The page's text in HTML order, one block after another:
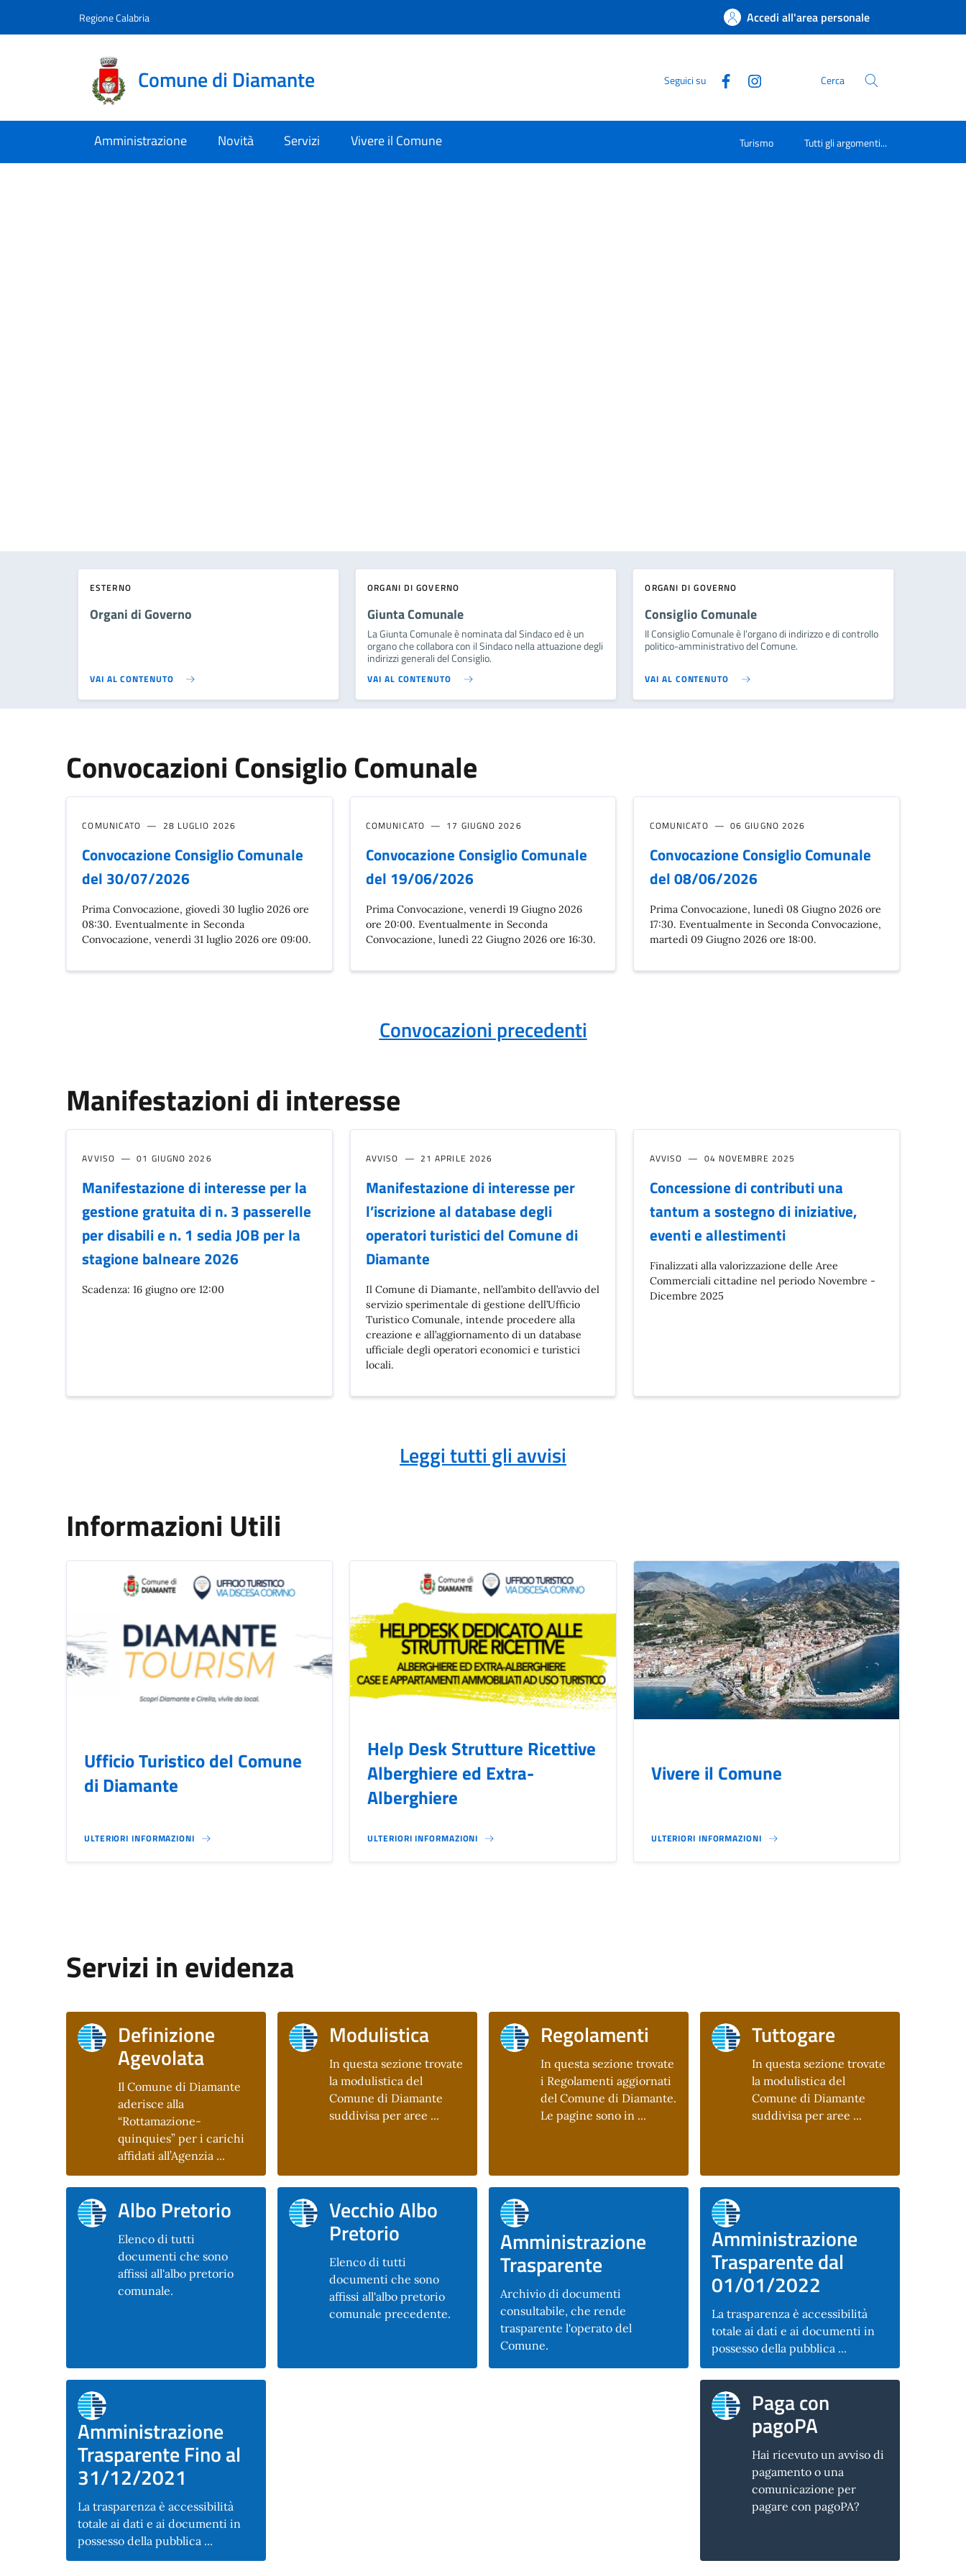
Regione Calabria Accedi all'area personale
Comune di Diamante Seguici su Cerca
Amministrazione Novità Servizi Vivere il Comune Turismo Tutti gli argomenti...
ESTERNO
Organi di Governo
VAI AL CONTENUTO
ORGANI DI GOVERNO
Giunta Comunale
La Giunta Comunale è nominata dal Sindaco ed è un
organo che collabora con il Sindaco nella attuazione degli
indirizzi generali del Consiglio.
VAI AL CONTENUTO
ORGANI DI GOVERNO
Consiglio Comunale
Il Consiglio Comunale è l’organo di indirizzo e di controllo
politico-amministrativo del Comune.
VAI AL CONTENUTO
Convocazioni Consiglio Comunale
COMUNICATO 28 LUGLIO 2026
Convocazione Consiglio Comunale
del 30/07/2026
Prima Convocazione, giovedì 30 luglio 2026 ore
08:30. Eventualmente in Seconda
Convocazione, venerdì 31 luglio 2026 ore 09:00.
COMUNICATO 17 GIUGNO 2026
Convocazione Consiglio Comunale
del 19/06/2026
Prima Convocazione, venerdì 19 Giugno 2026
ore 20:00. Eventualmente in Seconda
Convocazione, lunedì 22 Giugno 2026 ore 16:30.
COMUNICATO 06 GIUGNO 2026
Convocazione Consiglio Comunale
del 08/06/2026
Prima Convocazione, lunedì 08 Giugno 2026 ore
17:30. Eventualmente in Seconda Convocazione,
martedì 09 Giugno 2026 ore 18:00.
Convocazioni precedenti
Manifestazioni di interesse
AVVISO 01 GIUGNO 2026
Manifestazione di interesse per la
gestione gratuita di n. 3 passerelle
per disabili e n. 1 sedia JOB per la
stagione balneare 2026
Scadenza: 16 giugno ore 12:00
AVVISO 21 APRILE 2026
Manifestazione di interesse per
l’iscrizione al database degli
operatori turistici del Comune di
Diamante
Il Comune di Diamante, nell’ambito dell’avvio del
servizio sperimentale di gestione dell’Ufficio
Turistico Comunale, intende procedere alla
creazione e all’aggiornamento di un database
ufficiale degli operatori economici e turistici
locali.
AVVISO 04 NOVEMBRE 2025
Concessione di contributi una
tantum a sostegno di iniziative,
eventi e allestimenti
Finalizzati alla valorizzazione delle Aree
Commerciali cittadine nel periodo Novembre -
Dicembre 2025
Leggi tutti gli avvisi
Informazioni Utili
Ufficio Turistico del Comune
di Diamante
ULTERIORI INFORMAZIONI
Help Desk Strutture Ricettive
Alberghiere ed Extra-
Alberghiere
ULTERIORI INFORMAZIONI
Vivere il Comune
ULTERIORI INFORMAZIONI
Servizi in evidenza
Definizione
Agevolata
Il Comune di Diamante
aderisce alla
“Rottamazione-
quinquies” per i carichi
affidati all’Agenzia ...
Modulistica
In questa sezione trovate
la modulistica del
Comune di Diamante
suddivisa per aree ...
Regolamenti
In questa sezione trovate
i Regolamenti aggiornati
del Comune di Diamante.
Le pagine sono in ...
Tuttogare
In questa sezione trovate
la modulistica del
Comune di Diamante
suddivisa per aree ...
Albo Pretorio
Elenco di tutti
documenti che sono
affissi all'albo pretorio
comunale.
Vecchio Albo
Pretorio
Elenco di tutti
documenti che sono
affissi all'albo pretorio
comunale precedente.
Amministrazione
Trasparente
Archivio di documenti
consultabile, che rende
trasparente l'operato del
Comune.
Amministrazione
Trasparente dal
01/01/2022
La trasparenza è accessibilità
totale ai dati e ai documenti in
possesso della pubblica ...
Amministrazione
Trasparente Fino al
31/12/2021
La trasparenza è accessibilità
totale ai dati e ai documenti in
possesso della pubblica ...
Paga con
pagoPA
Hai ricevuto un avviso di
pagamento o una
comunicazione per
pagare con pagoPA?